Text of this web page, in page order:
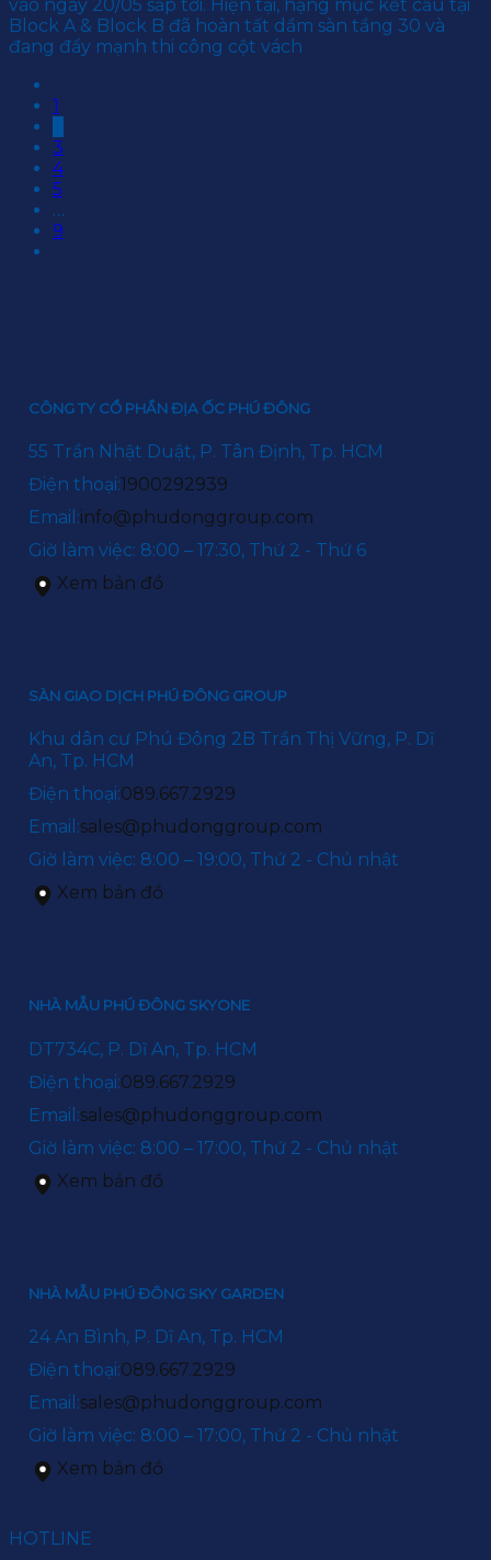
vào ngày 20/05 sắp tới. Hiện tại, hạng mục kết cấu tại
Block A & Block B đã hoàn tất dầm sàn tầng 30 và
đang đẩy mạnh thi công cột vách
1
3
4
5
…
9
CÔNG TY CỔ PHẦN ĐỊA ỐC PHÚ ĐÔNG
55 Trần Nhật Duật, P. Tân Định, Tp. HCM
Điện thoại:1900292939
Email:info@phudonggroup.com
Giờ làm việc: 8:00 – 17:30, Thứ 2 - Thứ 6
Xem bản đồ
SÀN GIAO DỊCH PHÚ ĐÔNG GROUP
Khu dân cư Phú Đông 2B Trần Thị Vững, P. Dĩ
An, Tp. HCM
Điện thoại:089.667.2929
Email:sales@phudonggroup.com
Giờ làm việc: 8:00 – 19:00, Thứ 2 - Chủ nhật
Xem bản đồ
NHÀ MẪU PHÚ ĐÔNG SKYONE
DT734C, P. Dĩ An, Tp. HCM
Điện thoại:089.667.2929
Email:sales@phudonggroup.com
Giờ làm việc: 8:00 – 17:00, Thứ 2 - Chủ nhật
Xem bản đồ
NHÀ MẪU PHÚ ĐÔNG SKY GARDEN
24 An Bình, P. Dĩ An, Tp. HCM
Điện thoại:089.667.2929
Email:sales@phudonggroup.com
Giờ làm việc: 8:00 – 17:00, Thứ 2 - Chủ nhật
Xem bản đồ
HOTLINE